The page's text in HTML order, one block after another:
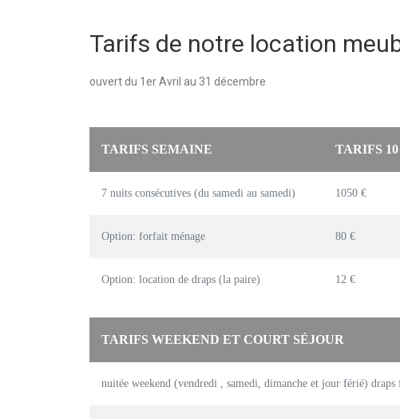
Tarifs de notre location
ouvert du 1er Avril au 31 décembre
TARIFS SEMAINE TARIFS
7 nuits consécutives (du samedi au samedi) 1050 €
Option: forfait ménage 80 €
Option: location de draps (la paire) 12 €
TARIFS WEEKEND ET COURT SÉJOUR
nuitée weekend (vendredi , samedi, dimanche et jour férié) draps